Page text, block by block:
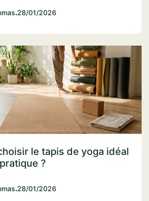
.28/01/2026
le tapis de yoga idéal
?
.28/01/2026